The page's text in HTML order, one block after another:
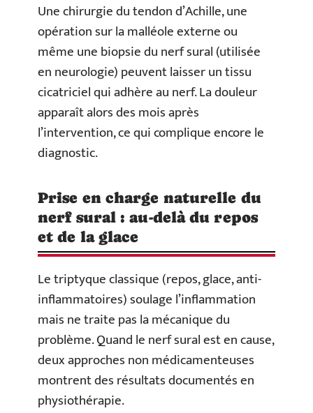
Une chirurgie du tendon d’Achille, une
opération sur la malléole externe ou
même une biopsie du nerf sural (utilisée
en neurologie) peuvent laisser un tissu
cicatriciel qui adhère au nerf. La douleur
apparaît alors des mois après
l’intervention, ce qui complique encore le
diagnostic.
Prise en charge naturelle du
nerf sural : au-delà du repos
et de la glace
Le triptyque classique (repos, glace, anti-
inflammatoires) soulage l’inflammation
mais ne traite pas la mécanique du
problème. Quand le nerf sural est en cause,
deux approches non médicamenteuses
montrent des résultats documentés en
physiothérapie.